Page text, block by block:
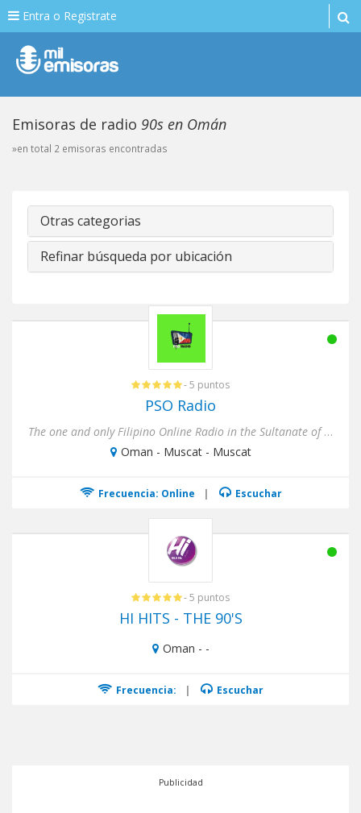
Entra o Registrate
Emisoras de radio 90s en Omán
»en total 2 emisoras encontradas
Otras categorias
Refinar búsqueda por ubicación
- 5 puntos
PSO Radio
The one and only Filipino Online Radio in the Sultanate of Oman. Operates 24/7 with an AC format.
Oman - Muscat - Muscat
Frecuencia: Online | Escuchar
- 5 puntos
HI HITS - THE 90'S
Oman - -
Frecuencia: | Escuchar
Publicidad